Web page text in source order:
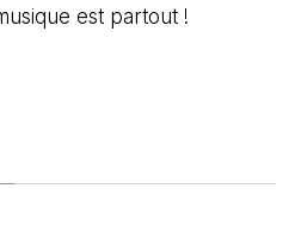
est partout !